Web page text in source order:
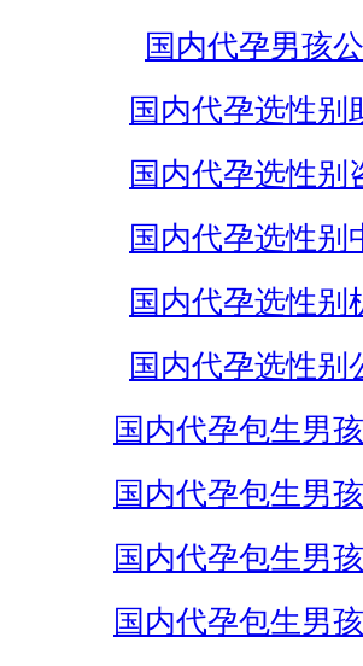
国内代孕男孩
国内代孕选性别
国内代孕选性别
国内代孕选性别
国内代孕选性别
国内代孕选性别
国内代孕包生男
国内代孕包生男
国内代孕包生男
国内代孕包生男